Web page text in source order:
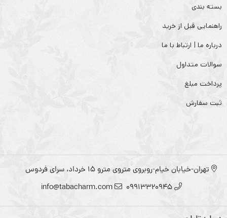
بسته بندی
راهنمایی قبل از خرید
درباره ما | ارتباط با ما
سوالات متداول
پرداخت مبلغ
ثبت سفارش
تهران-خیابان خیام-روبروی متروی مترو ۱۵ خرداد، سرای فردوس
09913320945
info@tabacharm.com